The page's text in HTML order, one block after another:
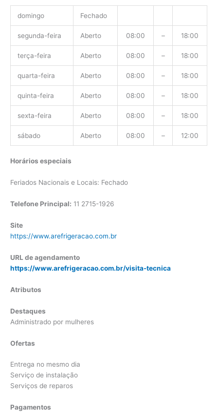
domingo Fechado
segunda-feira Aberto 08:00 – 18:00
terça-feira Aberto 08:00 – 18:00
quarta-feira Aberto 08:00 – 18:00
quinta-feira Aberto 08:00 – 18:00
sexta-feira Aberto 08:00 – 18:00
sábado Aberto 08:00 – 12:00
Horários especiais
Feriados Nacionais e Locais: Fechado
Telefone Principal: 11 2715-1926
Site
https://www.arefrigeracao.com.br
URL de agendamento
https://www.arefrigeracao.com.br/visita-tecnica
Atributos
Destaques
Administrado por mulheres
Ofertas
Entrega no mesmo dia
Serviço de instalação
Serviços de reparos
Pagamentos